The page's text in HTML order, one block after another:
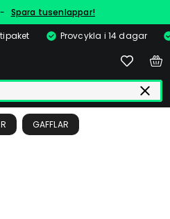
Spara tusenlappar!
Provcykla i 14 dagar
GAFFLAR